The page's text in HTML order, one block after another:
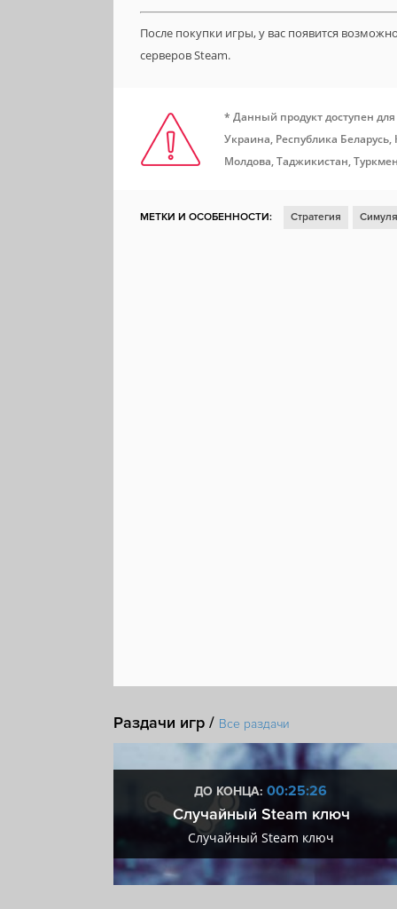
После покупки игры, у вас появится
серверов Steam.
* Данный продукт доступен
Украина, Республика
Молдова, Таджикистан,
МЕТКИ И ОСОБЕННОСТИ: Стратегия
Раздачи игр / Все раздачи
ДО КОНЦА: 00:25:25
Случайный Steam ключ
Случайный Steam ключ